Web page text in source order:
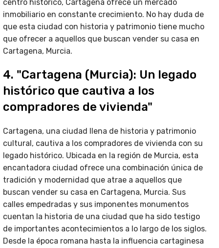
centro histórico, Cartagena ofrece un mercado
inmobiliario en constante crecimiento. No hay duda de
que esta ciudad con historia y patrimonio tiene mucho
que ofrecer a aquellos que buscan vender su casa en
Cartagena, Murcia.
4. "Cartagena (Murcia): Un legado
histórico que cautiva a los
compradores de vivienda"
Cartagena, una ciudad llena de historia y patrimonio
cultural, cautiva a los compradores de vivienda con su
legado histórico. Ubicada en la región de Murcia, esta
encantadora ciudad ofrece una combinación única de
tradición y modernidad que atrae a aquellos que
buscan vender su casa en Cartagena, Murcia. Sus
calles empedradas y sus imponentes monumentos
cuentan la historia de una ciudad que ha sido testigo
de importantes acontecimientos a lo largo de los siglos.
Desde la época romana hasta la influencia cartaginesa